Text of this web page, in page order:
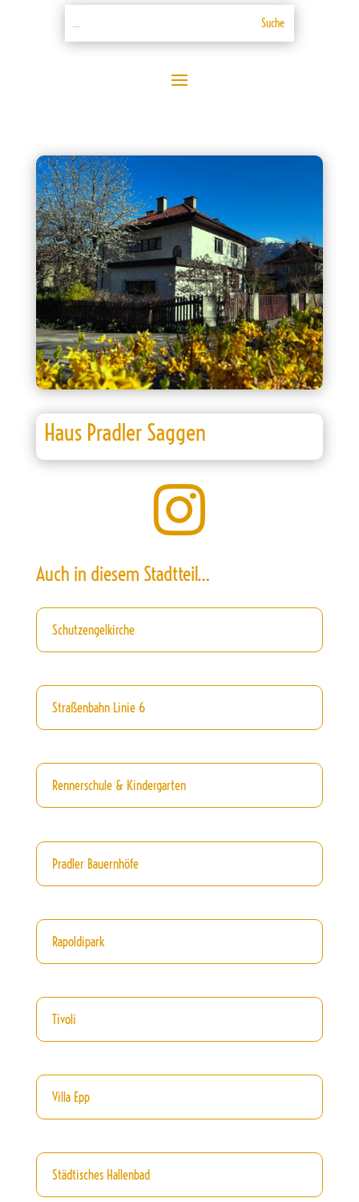
Haus Pradler Saggen

Auch in diesem Stadtteil…
Schutzengelkirche
Straßenbahn Linie 6
Rennerschule & Kindergarten
Pradler Bauernhöfe
Rapoldipark
Tivoli
Villa Epp
Städtisches Hallenbad